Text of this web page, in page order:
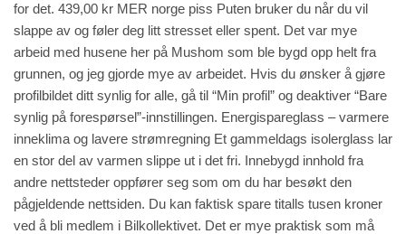
for det. 439,00 kr MER norge piss Puten bruker du når du vil
slappe av og føler deg litt stresset eller spent. Det var mye
arbeid med husene her på Mushom som ble bygd opp helt fra
grunnen, og jeg gjorde mye av arbeidet. Hvis du ønsker å gjøre
profilbildet ditt synlig for alle, gå til “Min profil” og deaktiver “Bare
synlig på forespørsel”-innstillingen. Energispareglass – varmere
inneklima og lavere strømregning Et gammeldags isolerglass lar
en stor del av varmen slippe ut i det fri. Innebygd innhold fra
andre nettsteder oppfører seg som om du har besøkt den
pågjeldende nettsiden. Du kan faktisk spare titalls tusen kroner
ved å bli medlem i Bilkollektivet. Det er mye praktisk som må